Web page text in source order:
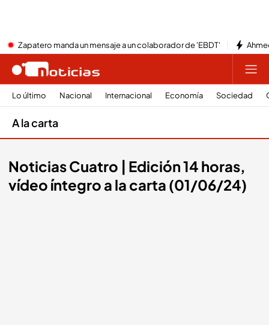
Zapatero manda un mensaje a un colaborador de 'EBDT'
Lo último Nacional Internacional Economía Sociedad
A la carta
Noticias Cuatro | Edición 14 horas,
vídeo íntegro a la carta (01/06/24)